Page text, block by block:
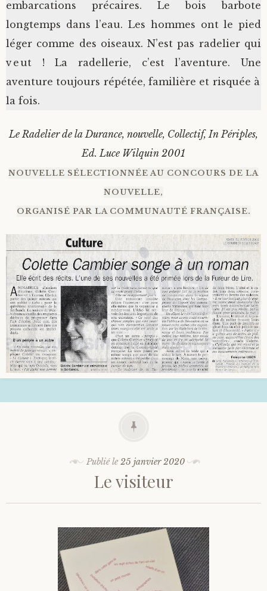
embarcations précaires. Le bois barbote
longtemps dans l’eau. Les hommes ont le pied
léger comme des oiseaux. N’est pas radelier qui
veut ! La radellerie, c’est l’aventure. Une
aventure toujours répétée, familière et risquée à
la fois.
Le Radelier de la Durance, nouvelle, Collectif, In Périples,
Ed. Luce Wilquin 2001
NOUVELLE SÉLECTIONNÉE AU CONCOURS DE LA
NOUVELLE,
ORGANISÉ PAR LA COMMUNAUTÉ FRANÇAISE.
Publié le 25 janvier 2020
Le visiteur